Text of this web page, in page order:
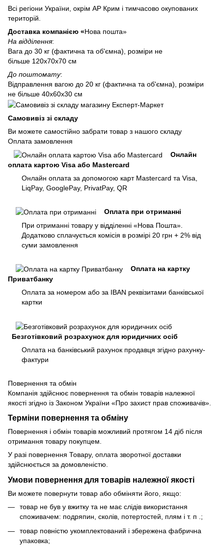
Всі регіони України, окрім АР Крим і тимчасово окупованих
територій.
Доставка компанією «Нова пошта»
На відділення:
Вага до 30 кг (фактична та об'ємна), розміри не
більше 120х70х70 см
До поштомату:
Відправлення вагою до 20 кг (фактична та об'ємна), розміри
не більше 40х60х30 см
Самовивіз зі складу
Ви можете самостійно забрати товар з нашого складу
Оплата замовлення
Онлайн
оплата картою Visa або Mastercard
Онлайн оплата за допомогою карт Mastercard та Visa,
LiqPay, GooglePay, PrivatPay, QR
Оплата при отриманні
При отриманні товару у відділенні «Нова Пошта».
Додатково сплачується комісія в розмірі 20 грн + 2% від
суми замовлення
Оплата на картку
Приватбанку
Оплата за номером або за IBAN реквізитами банківської
картки
Безготівковий розрахунок для юридичних осіб
Оплата на банківський рахунок продавця згідно рахунку-
фактури
Повернення та обмін
Компанія здійснює повернення та обмін товарів належної
якості згідно із Законом України «Про захист прав споживачів».
Терміни повернення та обміну
Повернення і обмін товарів можливий протягом 14 діб після
отримання товару покупцем.
У разі повернення Товару, оплата зворотної доставки
здійснюється за домовленістю.
Умови повернення для товарів належної якості
Ви можете повернути товар або обміняти його, якщо:
товар не був у вжитку та не має слідів використання
споживачем: подряпин, сколів, потертостей, плям і т. п .;
товар повністю укомплектований і збережена фабрична
упаковка;